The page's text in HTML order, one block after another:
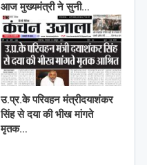
आज मुख्यमंत्री ने सुनी…
उ.प्र.के परिवहन मंत्रीदयाशंकर
सिंह से दया की भीख मांगते
मृतक…